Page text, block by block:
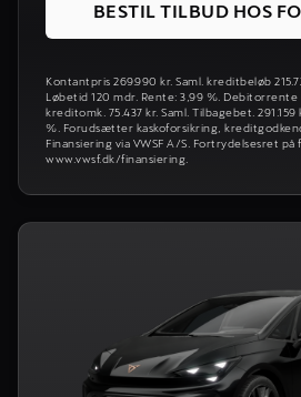
BESTIL TILBUD HOS
Kontantpris 269.990 kr. Saml. kreditbeløb
Løbetid 120 mdr. Rente: 3,99 %. Debitorrente
kreditomk. 75.437 kr. Saml. Tilbagebet. 291.159
%. Forudsætter kaskoforsikring,
Finansiering via VWSF A/S. Fortrydelsesret
www.vwsf.dk/finansiering.